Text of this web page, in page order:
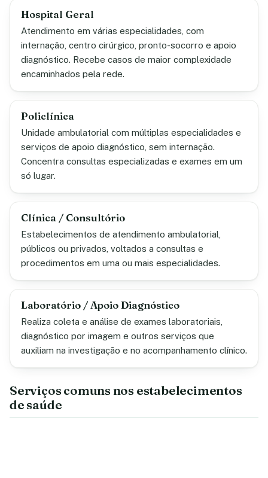
Hospital Geral
Atendimento em várias especialidades, com
internação, centro cirúrgico, pronto-socorro e apoio
diagnóstico. Recebe casos de maior complexidade
encaminhados pela rede.
Policlínica
Unidade ambulatorial com múltiplas especialidades e
serviços de apoio diagnóstico, sem internação.
Concentra consultas especializadas e exames em um
só lugar.
Clínica / Consultório
Estabelecimentos de atendimento ambulatorial,
públicos ou privados, voltados a consultas e
procedimentos em uma ou mais especialidades.
Laboratório / Apoio Diagnóstico
Realiza coleta e análise de exames laboratoriais,
diagnóstico por imagem e outros serviços que
auxiliam na investigação e no acompanhamento clínico.
Serviços comuns nos estabelecimentos
de saúde